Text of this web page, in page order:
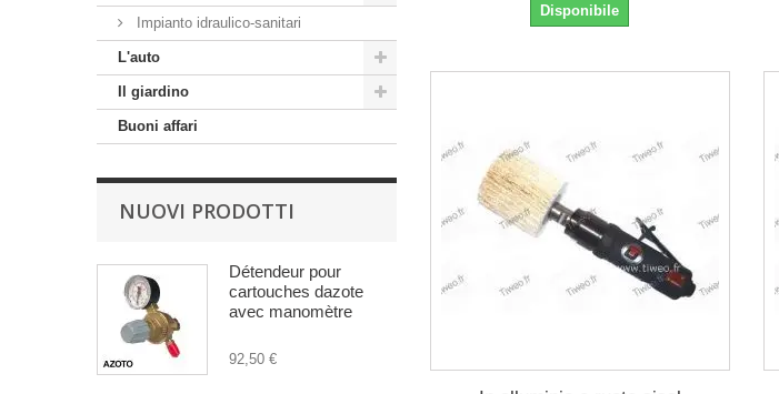
Impianto idraulico-sanitari
L'auto
Il giardino
Buoni affari
NUOVI PRODOTTI
Détendeur pour
cartouches dazote
avec manomètre
92,50 €
Disponibile